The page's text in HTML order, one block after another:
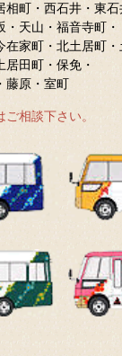
町・西石井・東石
天山・福音寺町・
在家町・北土居町
田町・保免・
藤原・室町
相談下さい。